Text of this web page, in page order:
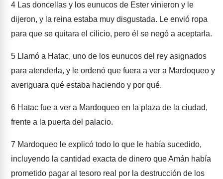
4 Las doncellas y los eunucos de Ester vinieron y le
dijeron, y la reina estaba muy disgustada. Le envió ropa
para que se quitara el cilicio, pero él se negó a aceptarla.
5 Llamó a Hatac, uno de los eunucos del rey asignados
para atenderla, y le ordenó que fuera a ver a Mardoqueo y
averiguara qué estaba haciendo y por qué.
6 Hatac fue a ver a Mardoqueo en la plaza de la ciudad,
frente a la puerta del palacio.
7 Mardoqueo le explicó todo lo que le había sucedido,
incluyendo la cantidad exacta de dinero que Amán había
prometido pagar al tesoro real por la destrucción de los